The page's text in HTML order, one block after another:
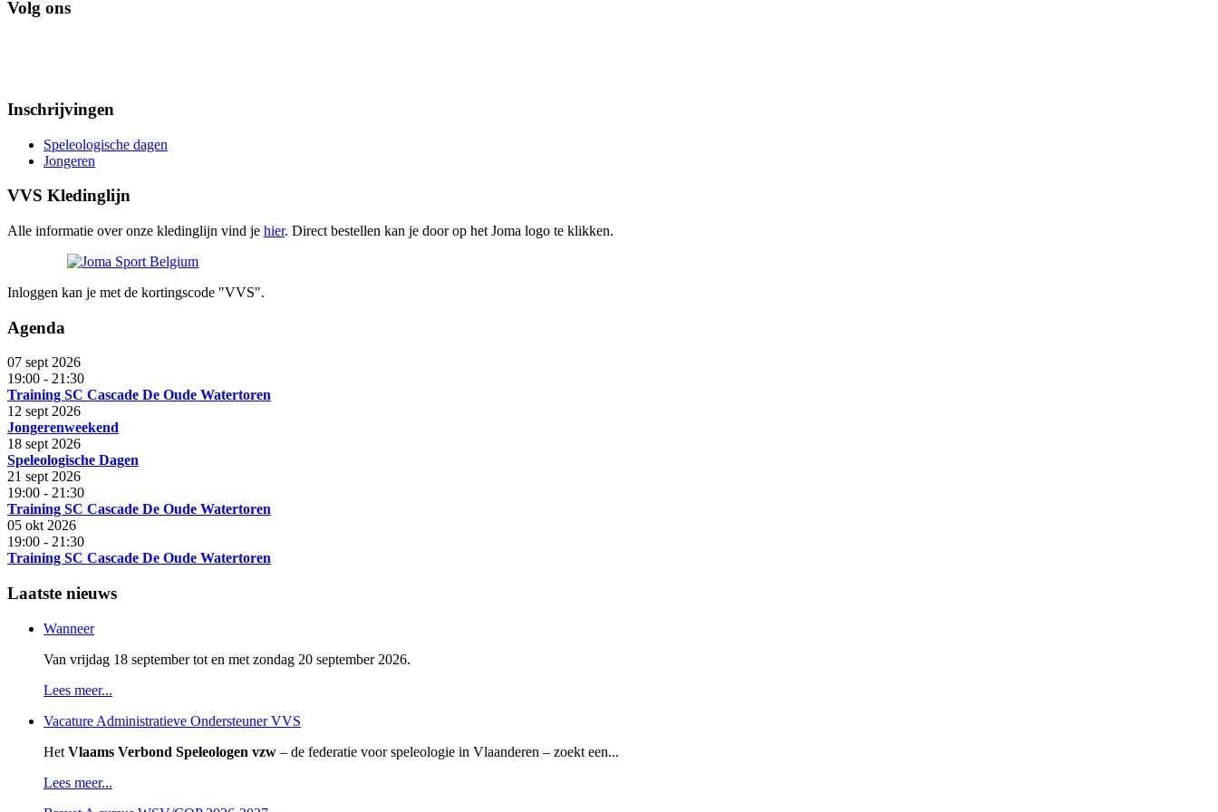
Volg ons
Inschrijvingen
Speleologische dagen
Jongeren
VVS Kledinglijn
Alle informatie over onze kledinglijn vind je hier. Direct bestellen kan je door op het Joma logo te klikken.
Inloggen kan je met de kortingscode "VVS".
Agenda
07 sept 2026
19:00 - 21:30
Training SC Cascade De Oude Watertoren
12 sept 2026
Jongerenweekend
18 sept 2026
Speleologische Dagen
21 sept 2026
19:00 - 21:30
Training SC Cascade De Oude Watertoren
05 okt 2026
19:00 - 21:30
Training SC Cascade De Oude Watertoren
Laatste nieuws
Wanneer
Van vrijdag 18 september tot en met zondag 20 september 2026.
Lees meer...
Vacature Administratieve Ondersteuner VVS
Het Vlaams Verbond Speleologen vzw – de federatie voor speleologie in Vlaanderen – zoekt een...
Lees meer...